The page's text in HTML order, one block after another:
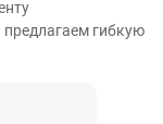
гибкую